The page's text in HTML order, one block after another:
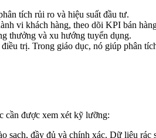
tích rủi ro và hiệu suất đầu tư.
vi khách hàng, theo dõi KPI bán
thưởng và xu hướng tuyển dụng.
trị. Trong giáo dục, nó giúp phân
cần được xem xét kỹ lưỡng:
sạch, đầy đủ và chính xác. Dữ liệu rác